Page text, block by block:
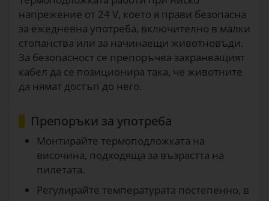
напрежение от 24 V, което я прави безопасна
за ежедневна употреба, включително в малки
стопанства или за начинаещи животновъди.
За безопасност се препоръчва захранващият
кабел да се позиционира така, че животните
да нямат достъп до него.
Препоръки за употреба
Монтирайте термоподложката на
височина, подходяща за възрастта на
пилетата.
Регулирайте температурата постепенно, в